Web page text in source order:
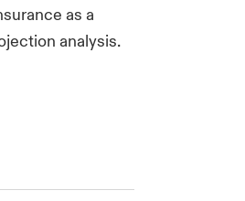
as a
analysis.